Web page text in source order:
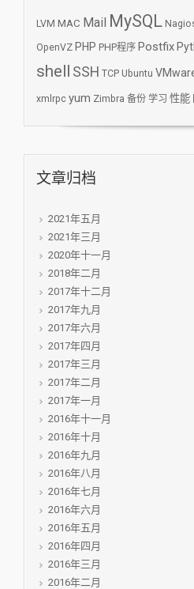
LVM MAC Mail MySQL
OpenVZ PHP PHP程序 Postfix
shell SSH TCP Ubuntu
xmlrpc yum Zimbra 备份 学习 性能
文章归档
2021年五月
2021年三月
2020年十一月
2018年二月
2017年十二月
2017年九月
2017年六月
2017年四月
2017年三月
2017年二月
2017年一月
2016年十一月
2016年十月
2016年九月
2016年八月
2016年七月
2016年六月
2016年五月
2016年四月
2016年三月
2016年二月